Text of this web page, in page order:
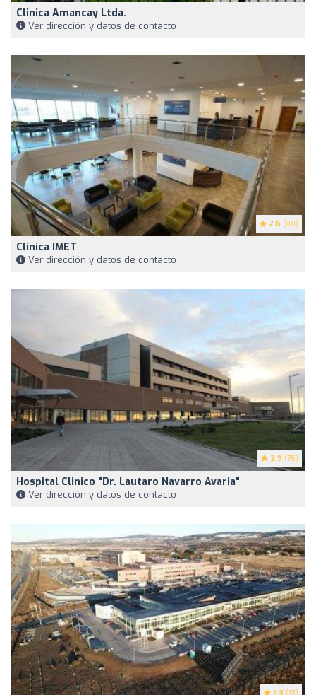
Clinica Amancay Ltda.
Ver dirección y datos de contacto
2.6 (88)
Clinica IMET
Ver dirección y datos de contacto
2.9 (76)
Hospital Clinico "Dr. Lautaro Navarro Avaria"
Ver dirección y datos de contacto
4.3 (13)